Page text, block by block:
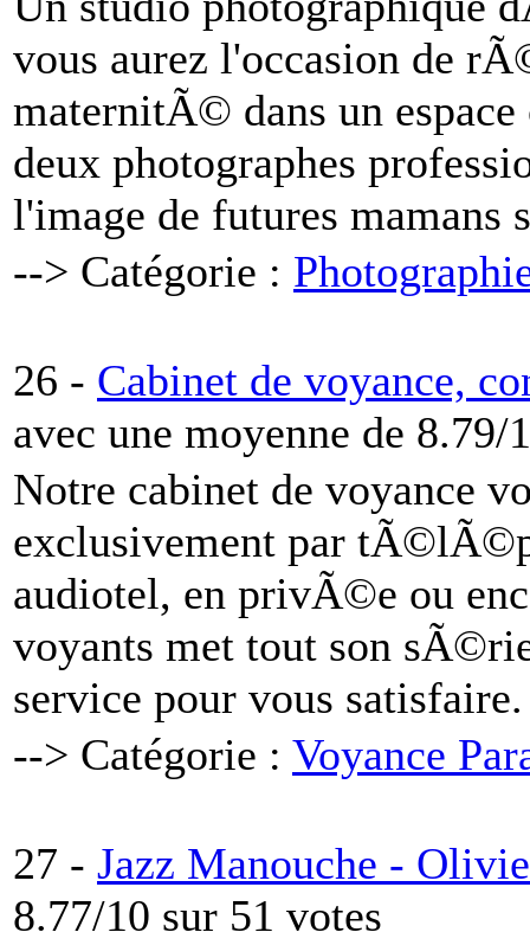
vous aurez l'occasion de
maternitÃ© dans un
deux photographes
l'image de futures mamans
--> Catégorie :
26 - Cabinet de voyance,
avec une moyenne de 8.79/
Notre cabinet de voyance
exclusivement par
audiotel, en privÃ©e ou
voyants met tout son
service pour vous satisfaire.
--> Catégorie : Voyance
27 - Jazz Manouche -
8.77/10 sur 51 votes